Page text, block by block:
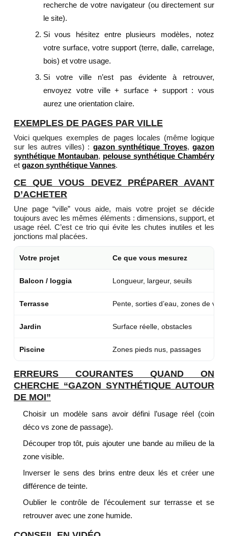
recherche de votre navigateur (ou directement sur
le site).
Si vous hésitez entre plusieurs modèles, notez
votre surface, votre support (terre, dalle, carrelage,
bois) et votre usage.
Si votre ville n’est pas évidente à retrouver,
envoyez votre ville + surface + support : vous
aurez une orientation claire.
EXEMPLES DE PAGES PAR VILLE
Voici quelques exemples de pages locales (même logique
sur les autres villes) : gazon synthétique Troyes, gazon
synthétique Montauban, pelouse synthétique Chambéry
et gazon synthétique Vannes.
CE QUE VOUS DEVEZ PRÉPARER AVANT
D’ACHETER
Une page “ville” vous aide, mais votre projet se décide
toujours avec les mêmes éléments : dimensions, support, et
usage réel. C’est ce trio qui évite les chutes inutiles et les
jonctions mal placées.
Votre projet Ce que vous mesurez
Balcon / loggia Longueur, largeur, seuils
Terrasse Pente, sorties d’eau, zones de vie
Jardin Surface réelle, obstacles
Piscine Zones pieds nus, passages
ERREURS COURANTES QUAND ON
CHERCHE “GAZON SYNTHÉTIQUE AUTOUR
DE MOI”
Choisir un modèle sans avoir défini l’usage réel (coin
déco vs zone de passage).
Découper trop tôt, puis ajouter une bande au milieu de la
zone visible.
Inverser le sens des brins entre deux lés et créer une
différence de teinte.
Oublier le contrôle de l’écoulement sur terrasse et se
retrouver avec une zone humide.